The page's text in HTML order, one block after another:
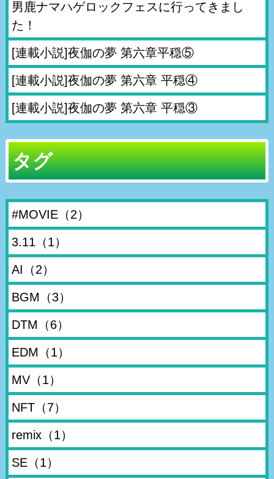
男鹿ナマハゲロックフェスに行ってきまし
た！
[連載小説]夜伽の夢 第六章平穏⑤
[連載小説]夜伽の夢 第六章 平穏④
[連載小説]夜伽の夢 第六章 平穏③
タグ
#MOVIE（2）
3.11 （1）
AI （2）
BGM （3）
DTM （6）
EDM （1）
MV（1）
NFT（7）
remix（1）
SE（1）